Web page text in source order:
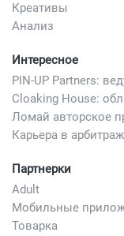
Креативы
Анализ
Интересное
Партнерки
Adult
Мобильные
Товарка